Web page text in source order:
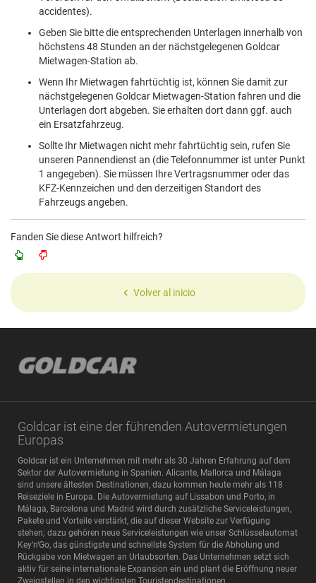
accidentes).
Geben Sie bitte die entsprechenden Unterlagen innerhalb von
höchstens 48 Stunden an der nächstgelegenen Goldcar
Mietwagen-Station ab.
Wenn Ihr Mietwagen fahrtüchtig ist, können Sie damit zur
nächstgelegenen Goldcar Mietwagen-Station fahren und die
Unterlagen dort abgeben. Sie erhalten dort dann ggf. auch
ein Ersatzfahrzeug.
Sollte Ihr Mietwagen nicht mehr fahrtüchtig sein, rufen Sie
unseren Pannendienst an (die Telefonnummer ist unter Punkt
1 angegeben). Sie müssen Ihre Vertragsnummer oder das
KFZ-Kennzeichen und den derzeitigen Standort des
Fahrzeugs angeben.
Fanden Sie diese Antwort hilfreich?
Volver al inicio
Goldcar ist eine der führenden Autovermietungen
Europas
Goldcar ist ein Unternehmen mit mehr als 30 Jahren Erfahrung auf dem
Sektor der Autovermietung in Spanien. Alicante, Mallorca und Málaga
sind unsere ältesten Destinationen, dazu kommen heute mehr als 118
Reiseziele in Europa. Die Autovermietung auf Lissabon und Porto, in
Málaga, Barcelona und Madrid wird durch zusätzliche Serviceleistungen,
Pakete und Vorteile verstärkt, die auf dieser Website zur Verfügung
stehen; dazu gehören neue Serviceleistungen wie unser Schlüsselautomat
Key‘n‘Go, das günstigste und schnellste System für die Abholung und
Rückgabe von Mietwagen an Urlaubsorten. Das Unternehmen setzt sich
aktiv für seine internationale Expansion ein und plant die Eröffnung neuer
Zweigstellen in den wichtigsten Touristendestinationen.